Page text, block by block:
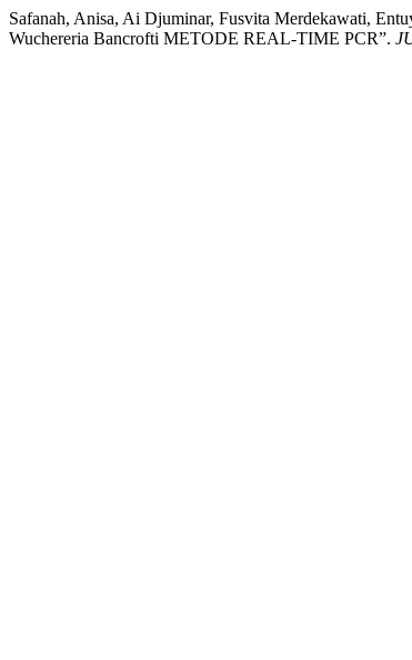
Safanah, Anisa, Ai Djuminar, Fusvita Merdekawati,
Wuchereria Bancrofti METODE REAL-TIME PCR”.